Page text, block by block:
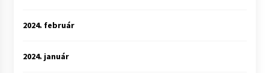
2024. február
2024. január